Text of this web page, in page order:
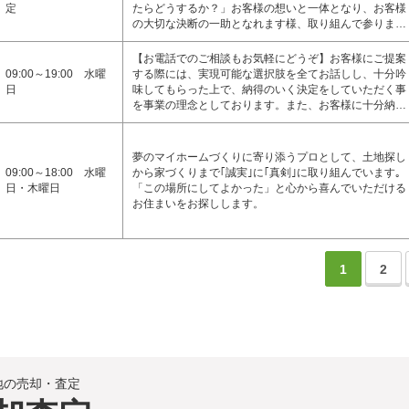
定
たらどうするか？」お客様の想いと一体となり、お客様
の大切な決断の一助となれます様、取り組んで参りま…
09:00～19:00 水曜
日
【お電話でのご相談もお気軽にどうぞ】お客様にご提案
する際には、実現可能な選択肢を全てお話しし、十分吟
味してもらった上で、納得のいく決定をしていただく事
を事業の理念としております。また、お客様に十分納…
09:00～18:00 水曜
日・木曜日
夢のマイホームづくりに寄り添うプロとして、土地探し
から家づくりまで｢誠実｣に｢真剣｣に取り組んでいます｡
「この場所にしてよかった」と心から喜んでいただける
お住まいをお探しします。
1 2
売却・査定